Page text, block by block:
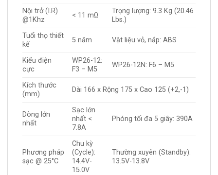
Nội trở (I.R)
@1Khz
< 11 mΩ
Trọng lượng: 9.3 Kg (20.46
Lbs.)
Tuổi thọ thiết
kế
5 năm Vật liệu vỏ, nắp: ABS
Kiểu điện
cực
WP26-12:
F3 – M5
WP26-12N: F6 – M5
Kích thước
(mm)
Dài 166 x Rộng 175 x Cao 125 (+2,-1)
Dòng lớn
nhất
Sạc lớn
nhất <
7.8A
Phóng tối đa 5 giây: 390A
Phương pháp
sạc @ 25°C
Chu kỳ
(Cycle):
14.4V-
15.0V
Thường xuyên (Standby):
13.5V-13.8V